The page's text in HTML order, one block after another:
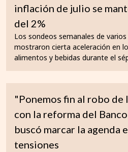
inflación de julio se
del 2%
Los sondeos semanales de
mostraron cierta aceleración en
alimentos y bebidas durante el
"Ponemos fin al robo
con la reforma del
buscó marcar la agenda
tensiones